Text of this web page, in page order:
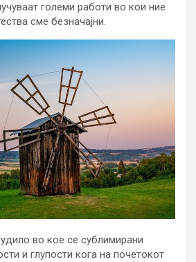
големи работи во кои ние
сме безначајни.
во кое се сублимирани
и глупости кога на почетокот